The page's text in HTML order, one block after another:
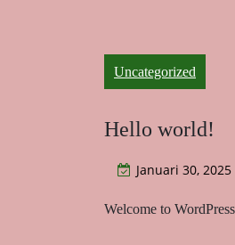
Uncategorized
Hello world!
Januari 30, 2025
Welcome to